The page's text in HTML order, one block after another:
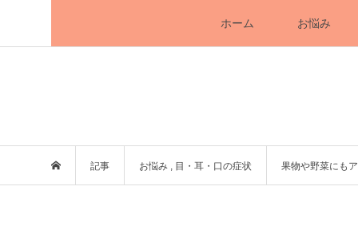
ホーム お悩み
記事 お悩み 目・耳・口の症状 果物や野菜にも